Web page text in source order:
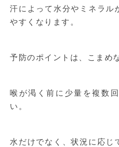
汗によって水分やミネラル
やすくなります。
予防のポイントは、こまめ
喉が渇く前に少量を複数
い。
水だけでなく、状況に応じ